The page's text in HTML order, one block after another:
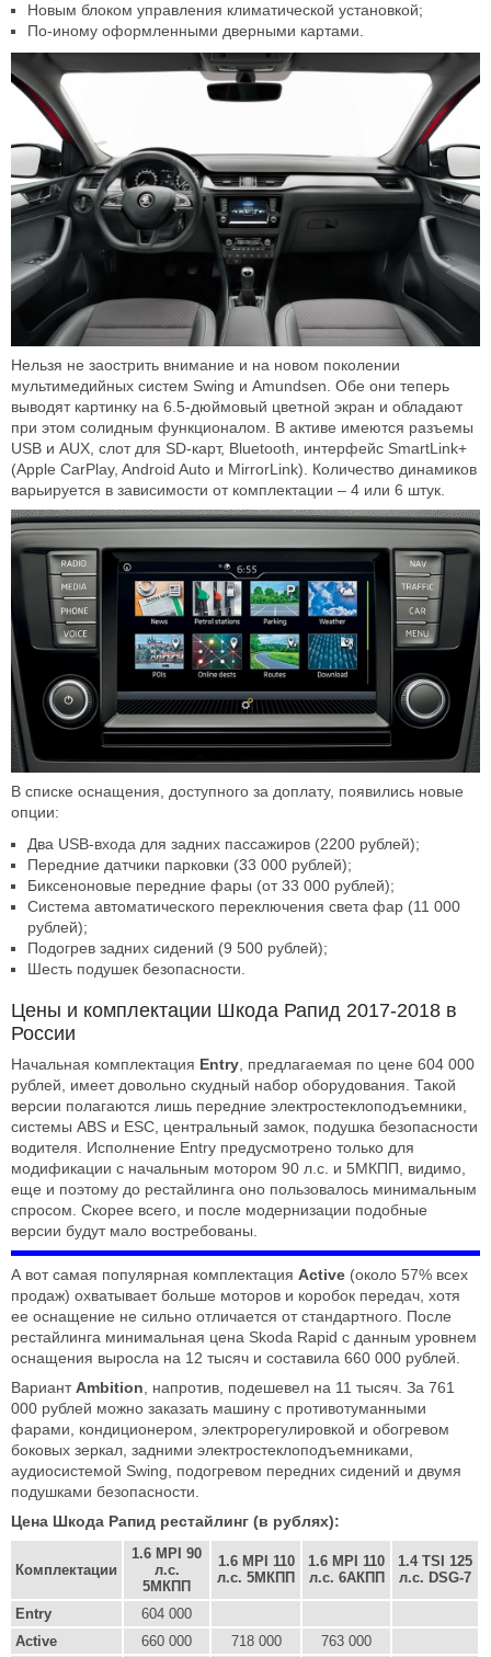
Новым блоком управления климатической установкой;
По-иному оформленными дверными картами.
Нельзя не заострить внимание и на новом поколении
мультимедийных систем Swing и Amundsen. Обе они теперь
выводят картинку на 6.5-дюймовый цветной экран и обладают
при этом солидным функционалом. В активе имеются разъемы
USB и AUX, слот для SD-карт, Bluetooth, интерфейс SmartLink+
(Apple CarPlay, Android Auto и MirrorLink). Количество динамиков
варьируется в зависимости от комплектации – 4 или 6 штук.
В списке оснащения, доступного за доплату, появились новые
опции:
Два USB-входа для задних пассажиров (2200 рублей);
Передние датчики парковки (33 000 рублей);
Биксеноновые передние фары (от 33 000 рублей);
Система автоматического переключения света фар (11 000
рублей);
Подогрев задних сидений (9 500 рублей);
Шесть подушек безопасности.
Цены и комплектации Шкода Рапид 2017-2018 в
России
Начальная комплектация Entry, предлагаемая по цене 604 000
рублей, имеет довольно скудный набор оборудования. Такой
версии полагаются лишь передние электростеклоподъемники,
системы ABS и ESC, центральный замок, подушка безопасности
водителя. Исполнение Entry предусмотрено только для
модификации с начальным мотором 90 л.с. и 5МКПП, видимо,
еще и поэтому до рестайлинга оно пользовалось минимальным
спросом. Скорее всего, и после модернизации подобные
версии будут мало востребованы.
А вот самая популярная комплектация Active (около 57% всех
продаж) охватывает больше моторов и коробок передач, хотя
ее оснащение не сильно отличается от стандартного. После
рестайлинга минимальная цена Skoda Rapid с данным уровнем
оснащения выросла на 12 тысяч и составила 660 000 рублей.
Вариант Ambition, напротив, подешевел на 11 тысяч. За 761
000 рублей можно заказать машину с противотуманными
фарами, кондиционером, электрорегулировкой и обогревом
боковых зеркал, задними электростеклоподъемниками,
аудиосистемой Swing, подогревом передних сидений и двумя
подушками безопасности.
Цена Шкода Рапид рестайлинг (в рублях):
Комплектации
1.6 MPI 90
л.с.
5МКПП
1.6 MPI 110
л.с. 5МКПП
1.6 MPI 110
л.с. 6АКПП
1.4 TSI 125
л.с. DSG-7
Entry
604 000
Active
660 000 718 000 763 000